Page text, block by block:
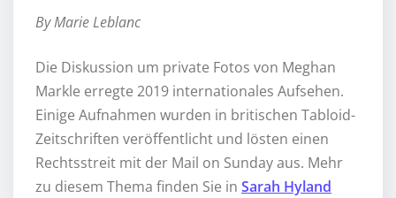
By Marie Leblanc
Die Diskussion um private Fotos von Meghan
Markle erregte 2019 internationales Aufsehen.
Einige Aufnahmen wurden in britischen Tabloid-
Zeitschriften veröffentlicht und lösten einen
Rechtsstreit mit der Mail on Sunday aus. Mehr
zu diesem Thema finden Sie in Sarah Hyland